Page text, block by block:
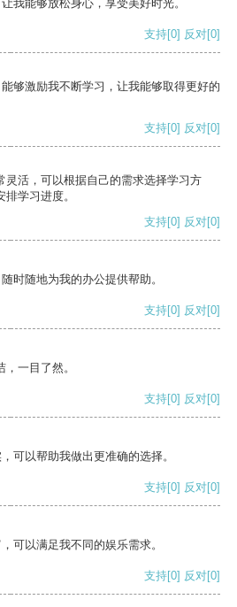
我能够放松身心，享受美好时光。
支持[0] 反对[0]
够激励我不断学习，让我能够取得更好的
支持[0] 反对[0]
灵活，可以根据自己的需求选择学习方
学习进度。
支持[0] 反对[0]
时随地为我的办公提供帮助。
支持[0] 反对[0]
一目了然。
支持[0] 反对[0]
可以帮助我做出更准确的选择。
支持[0] 反对[0]
可以满足我不同的娱乐需求。
支持[0] 反对[0]